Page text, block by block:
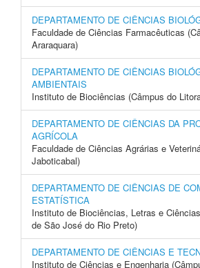
DEPARTAMENTO DE CIÊNCIAS
Faculdade de Ciências Farmacêuticas
Araraquara)
DEPARTAMENTO DE CIÊNCIAS
AMBIENTAIS
Instituto de Biociências (Câmpus do
DEPARTAMENTO DE CIÊNCIAS DA
AGRÍCOLA
Faculdade de Ciências Agrárias e
Jaboticabal)
DEPARTAMENTO DE CIÊNCIAS DE
ESTATÍSTICA
Instituto de Biociências, Letras e
de São José do Rio Preto)
DEPARTAMENTO DE CIÊNCIAS E
Instituto de Ciências e Engenharia